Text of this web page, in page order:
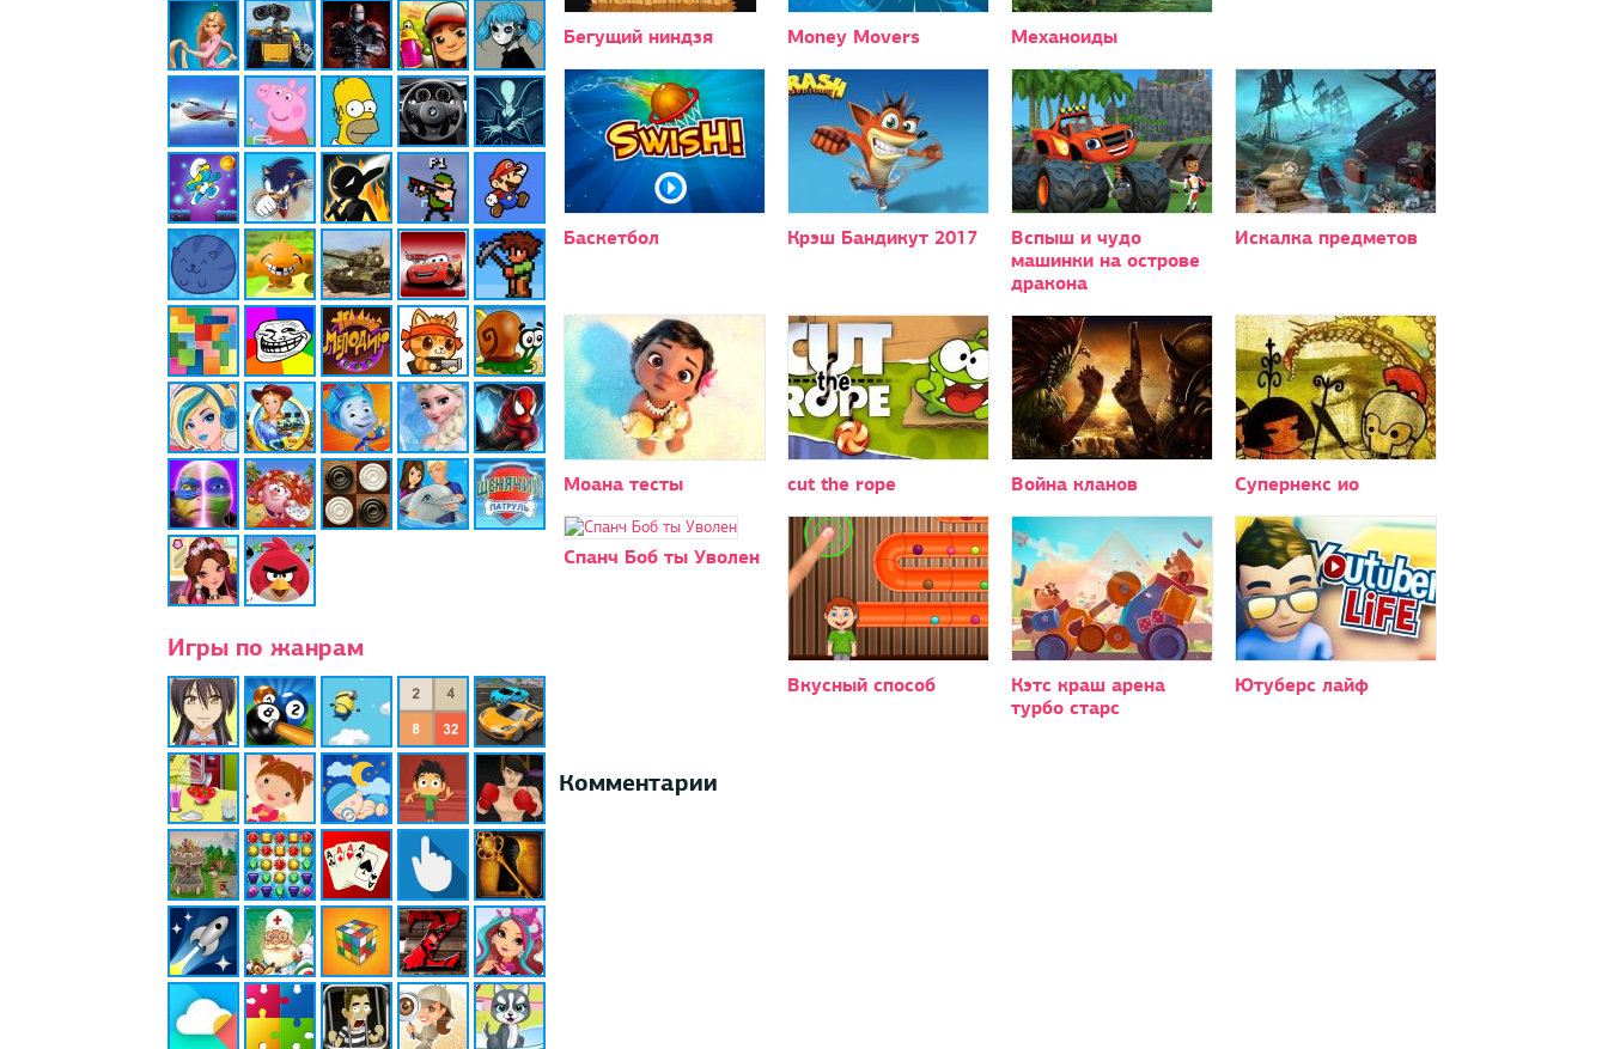
Игры по жанрам
Бегущий ниндзя Money Movers Механоиды
Баскетбол Крэш Бандикут 2017
Вспыш и чудо
машинки на острове
дракона
Искалка предметов
Моана тесты cut the rope Война кланов Супернекс ио
Спанч Боб ты Уволен
Вкусный способ
Кэтс краш арена
турбо старс
Ютуберс лайф
Комментарии